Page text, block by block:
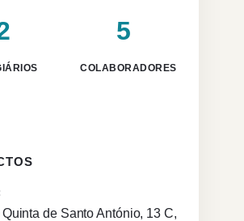
5
COLABORADORES
de Santo António, 13 C,